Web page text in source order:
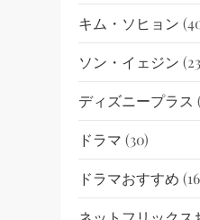
キム・ソヒョン
ソン・イェジン
ディズニープラス
ドラマ (30)
ドラマおすすめ